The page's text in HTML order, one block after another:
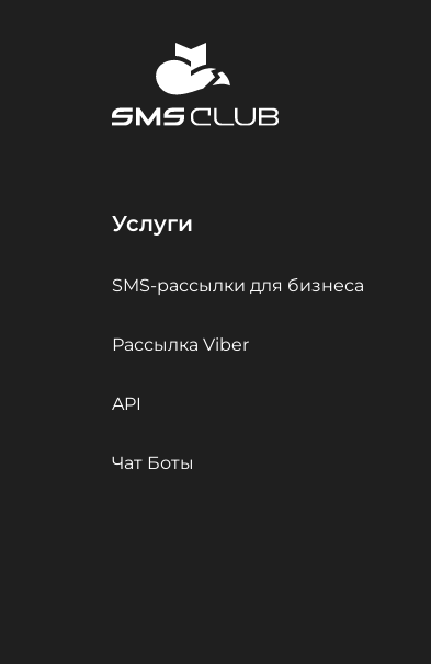
Услуги
SMS-рассылки для бизнеса
Рассылка Viber
API
Чат Боты